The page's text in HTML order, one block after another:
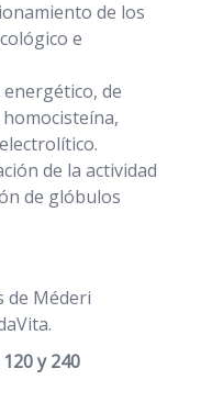
de los
e
de
de la actividad
de glóbulos
de Méderi
120 y 240